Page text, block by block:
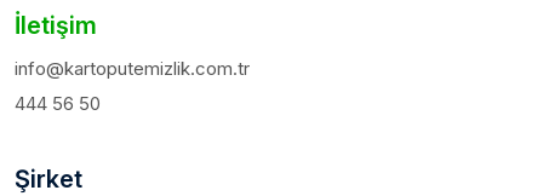
İletişim
info@kartoputemizlik.com.tr
444 56 50
Şirket